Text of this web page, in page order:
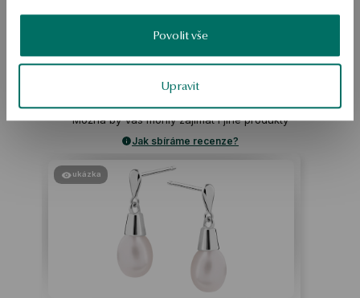
Povolit vše
Upravit
Možná by Vás mohly zajímat i jiné produkty
Jak sbíráme recenze?
ukázka